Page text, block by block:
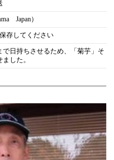
Japan）
存してください
で日持ちさせるため、「菊芋」そ
した。